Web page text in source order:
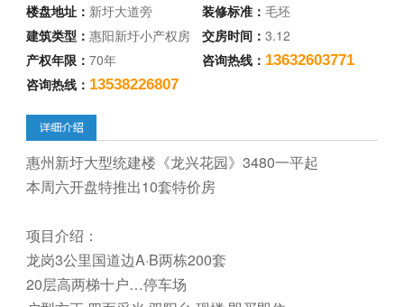
楼盘地址： 新圩大道旁 装修标准： 毛坯
建筑类型：惠阳新圩小产权房 交房时间： 3.12
产权年限：70年 咨询热线： 13632603771
咨询热线： 13538226807
惠州新圩大型统建楼《龙兴花园》3480一平起
本周六开盘特推出10套特价房
项目介绍：
龙岗3公里国道边A·B两栋200套
20层高两梯十户…停车场